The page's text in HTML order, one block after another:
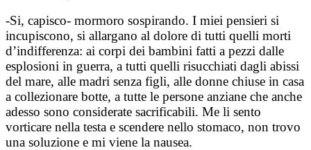
-Si, capisco- mormoro sospirando. I miei pensieri si
incupiscono, si allargano al dolore di tutti quelli morti
d’indifferenza: ai corpi dei bambini fatti a pezzi dalle
esplosioni in guerra, a tutti quelli risucchiati dagli abissi
del mare, alle madri senza figli, alle donne chiuse in casa
a collezionare botte, a tutte le persone anziane che anche
adesso sono considerate sacrificabili. Me li sento
vorticare nella testa e scendere nello stomaco, non trovo
una soluzione e mi viene la nausea.